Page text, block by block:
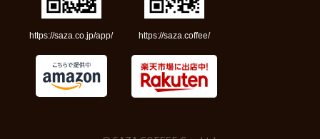
https://saza.co.jp/app/ https://saza.coffee/